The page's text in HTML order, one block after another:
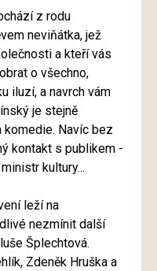
z rodu
neviňátka, jež
a kteří vás
o všechno,
iluzí, a navrch vám
je stejně
komedie. Navíc bez
kontakt s publikem -
kultury...
leží na
nezmínit další
Šplechtová.
Zdeněk Hruška a